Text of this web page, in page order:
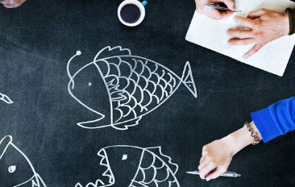
CONTACT